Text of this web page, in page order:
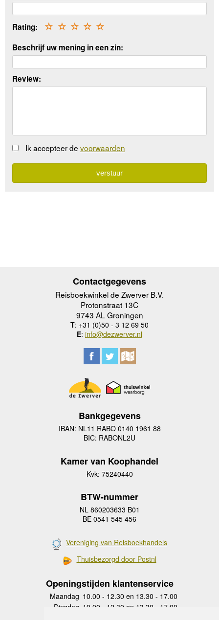
Rating: ☆
☆
☆
☆
☆
Beschrijf uw mening in een zin:
Review:
Ik accepteer de voorwaarden
Contactgegevens
Reisboekwinkel de Zwerver B.V.
Protonstraat 13C
9743 AL Groningen
T: +31 (0)50 - 3 12 69 50
E: info@dezwerver.nl
Bankgegevens
IBAN: NL11 RABO 0140 1961 88
BIC: RABONL2U
Kamer van Koophandel
Kvk: 75240440
BTW-nummer
NL 860203633 B01
BE 0541 545 456
Vereniging van Reisboekhandels
Thuisbezorgd door Postnl
Openingstijden klantenservice
Maandag 10.00 - 12.30 en 13.30 - 17.00
Dinsdag 10.00 - 12.30 en 13.30 - 17.00